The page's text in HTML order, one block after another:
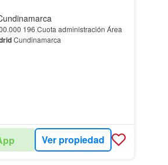
Cundinamarca
Ver propiedad